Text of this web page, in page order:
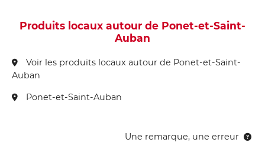
Produits locaux autour de Ponet-et-Saint-
Auban
Voir les produits locaux autour de Ponet-et-Saint-
Auban
Ponet-et-Saint-Auban
Une remarque, une erreur